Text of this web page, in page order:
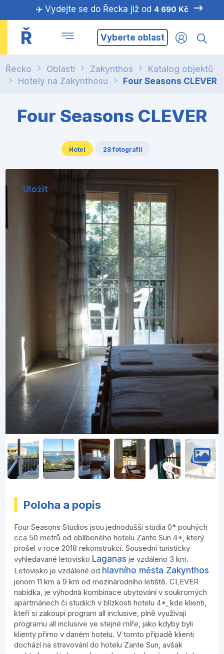
✈️ Vydejte se do Řecka již od 4 690 Kč
Ř Vyberte oblast
Řecko Oblasti Zakynthos
Katalog objektů
Hotely na Zakynthosu
Four Seasons CLEVER
Four Seasons CLEVER
Hotel 28 fotografií
Uložit
Poloha a popis
Four Seasons Studios jsou jednodušší studia 0* pouhých
cca 50 metrů od oblíbeného hotelu Zante Sun 4*, který
prošel v roce 2018 rekonstrukcí. Sousední turisticky
vyhledávané letovisko Laganas je vzdáleno 3 km.
Letovisko je vzdálené od hlavního města Zakynthos
jenom 11 km a 9 km od mezinárodního letiště. CLEVER
nabídka, je výhodná kombinace ubytování v soukromých
apartmánech či studiích v blízkosti hotelu 4*, kde klienti,
kteří si zakoupí program all inclusive, plně využívají
programu all inclusive ve stejné míře, jako kdyby byli
klienty přímo v daném hotelu. V tomto případě klienti
dochází na stravování do hotelu Zante Sun, avšak